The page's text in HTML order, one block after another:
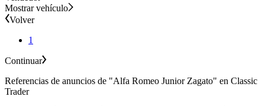
Mostrar vehículo
Volver
1
Continuar
Referencias de anuncios de "Alfa Romeo Junior Zagato" en Classic
Trader